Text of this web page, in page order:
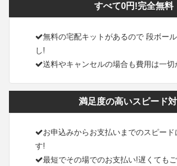
すべて0円!完全無料
無料の宅配キットがあるので 段ボー
し!
送料やキャンセルの場合も費用は一切
満足度の高いスピード
お申込みからお支払いまでのスピード
す!
最短でその場でのお支払い!遅くても